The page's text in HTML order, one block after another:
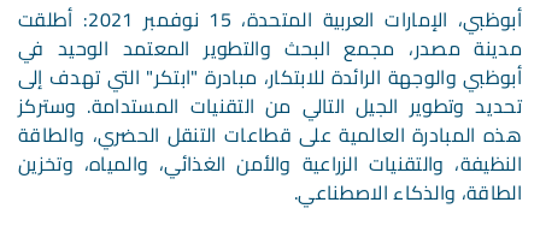
أبوظبي، الإمارات العربية المتحدة، 15 نوفمبر 2021: أطلقت
مدينة مصدر، مجمع البحث والتطوير المعتمد الوحيد في
أبوظبي والوجهة الرائدة للابتكار، مبادرة "ابتكر" التي تهدف إلى
تحديد وتطوير الجيل التالي من التقنيات المستدامة. وستركز
هذه المبادرة العالمية على قطاعات التنقل الحضري، والطاقة
النظيفة، والتقنيات الزراعية والأمن الغذائي، والمياه، وتخزين
الطاقة، والذكاء الاصطناعي.